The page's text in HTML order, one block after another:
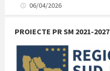
06/04/2026
PROIECTE PR SM 2021-2027